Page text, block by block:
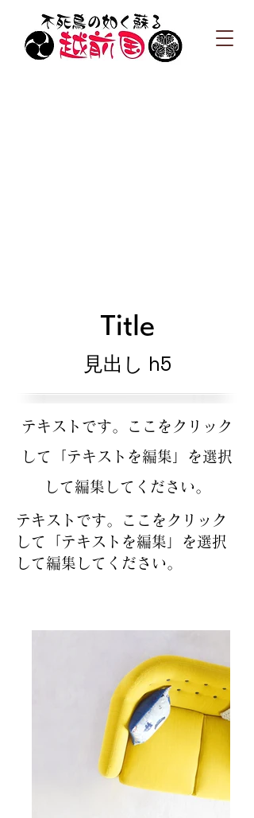
Title
見出し h5
テキストです。ここをクリック
して「テキストを編集」を選択
して編集してください。
テキストです。ここをクリック
して「テキストを編集」を選択
して編集してください。